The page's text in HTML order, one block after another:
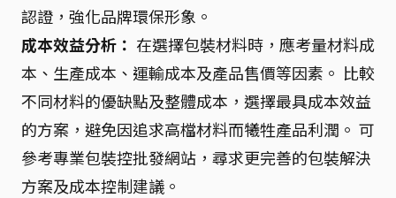
認證，強化品牌環保形象。
成本效益分析： 在選擇包裝材料時，應考量材料成
本、生產成本、運輸成本及產品售價等因素。 比較
不同材料的優缺點及整體成本，選擇最具成本效益
的方案，避免因追求高檔材料而犧牲產品利潤。 可
參考專業包裝控批發網站，尋求更完善的包裝解決
方案及成本控制建議。